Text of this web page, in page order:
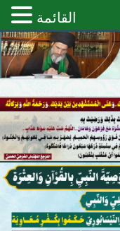
القائمة